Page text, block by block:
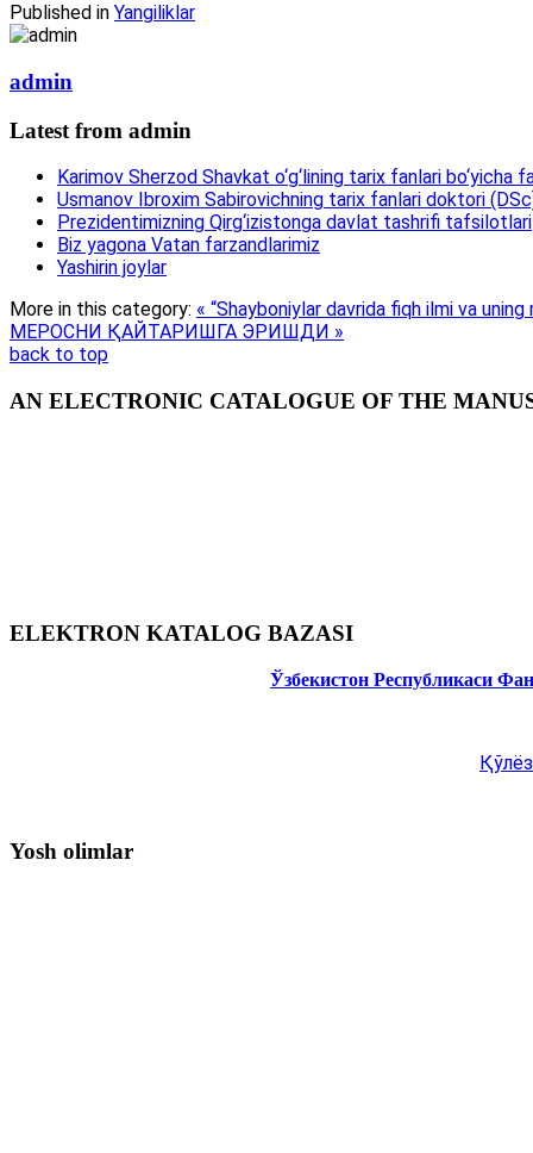
Published in Yangiliklar
admin
Latest from admin
Karimov Sherzod Shavkat o‘g‘lining tarix fanlari
Usmanov Ibroxim Sabirovichning tarix fanlari doktori
Prezidentimizning Qirg‘izistonga davlat tashrifi tafsilotlari
Biz yagona Vatan farzandlarimiz
Yashirin joylar
More in this category: « “Shayboniylar davrida fiqh ilmi va uning
МЕРОСНИ ҚАЙТАРИШГА ЭРИШДИ »
back to top
AN ELECTRONIC CATALOGUE OF THE
ELEKTRON KATALOG BAZASI
Ўзбекистон Республикаси
Yosh olimlar